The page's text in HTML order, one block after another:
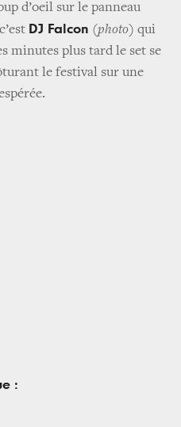
d’oeil sur le panneau
DJ Falcon (photo) qui
minutes plus tard le set se
le festival sur une
: